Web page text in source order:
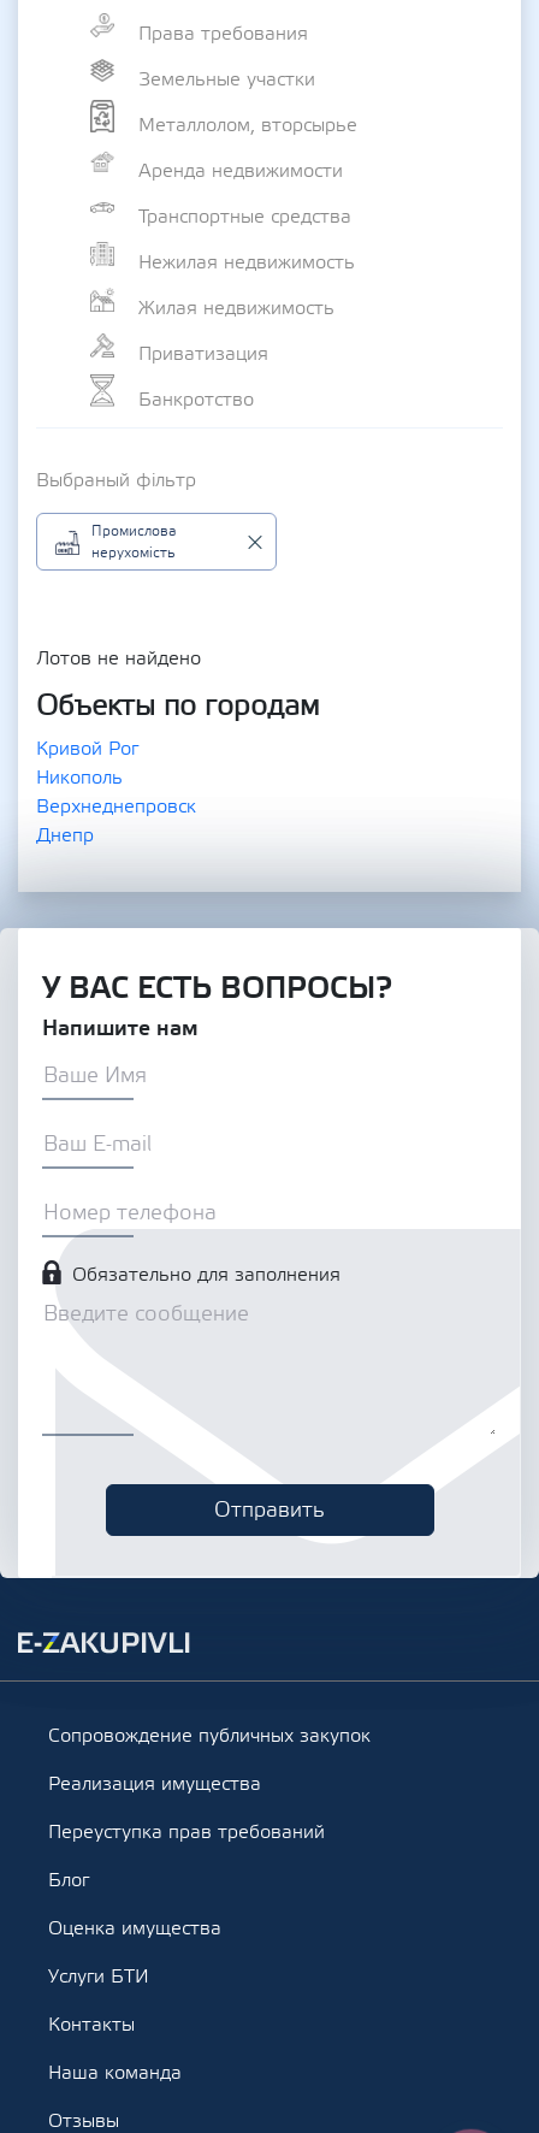
Права требования
Земельные участки
Металлолом, вторсырье
Аренда недвижимости
Транспортные средства
Нежилая недвижимость
Жилая недвижимость
Приватизация
Банкротство
Выбраный фільтр
Промислова
нерухомість
Лотов не найдено
Объекты по городам
Кривой Рог
Никополь
Верхнеднепровск
Днепр
У ВАС ЕСТЬ ВОПРОСЫ?
Напишите нам
Обязательно для заполнения
Сопровождение публичных закупок
Реализация имущества
Переуступка прав требований
Блог
Оценка имущества
Услуги БТИ
Контакты
Наша команда
Отзывы